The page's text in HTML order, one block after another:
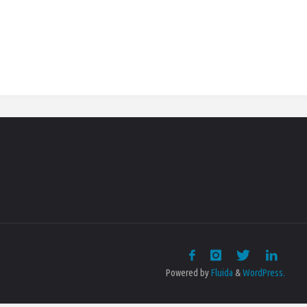
Powered byFluida &WordPress.